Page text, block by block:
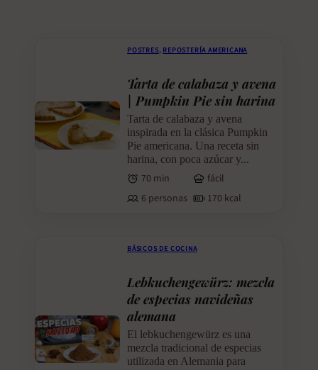
POSTRES, REPOSTERÍA AMERICANA
Tarta de calabaza y avena
| Pumpkin Pie sin harina
Tarta de calabaza y avena
inspirada en la clásica Pumpkin
Pie americana. Una receta sin
harina, con poca azúcar y...
70 min
fácil
6 personas
170 kcal
BÁSICOS DE COCINA
Lebkuchengewürz: mezcla
de especias navideñas
alemana
El lebkuchengewürz es una
mezcla tradicional de especias
utilizada en Alemania para